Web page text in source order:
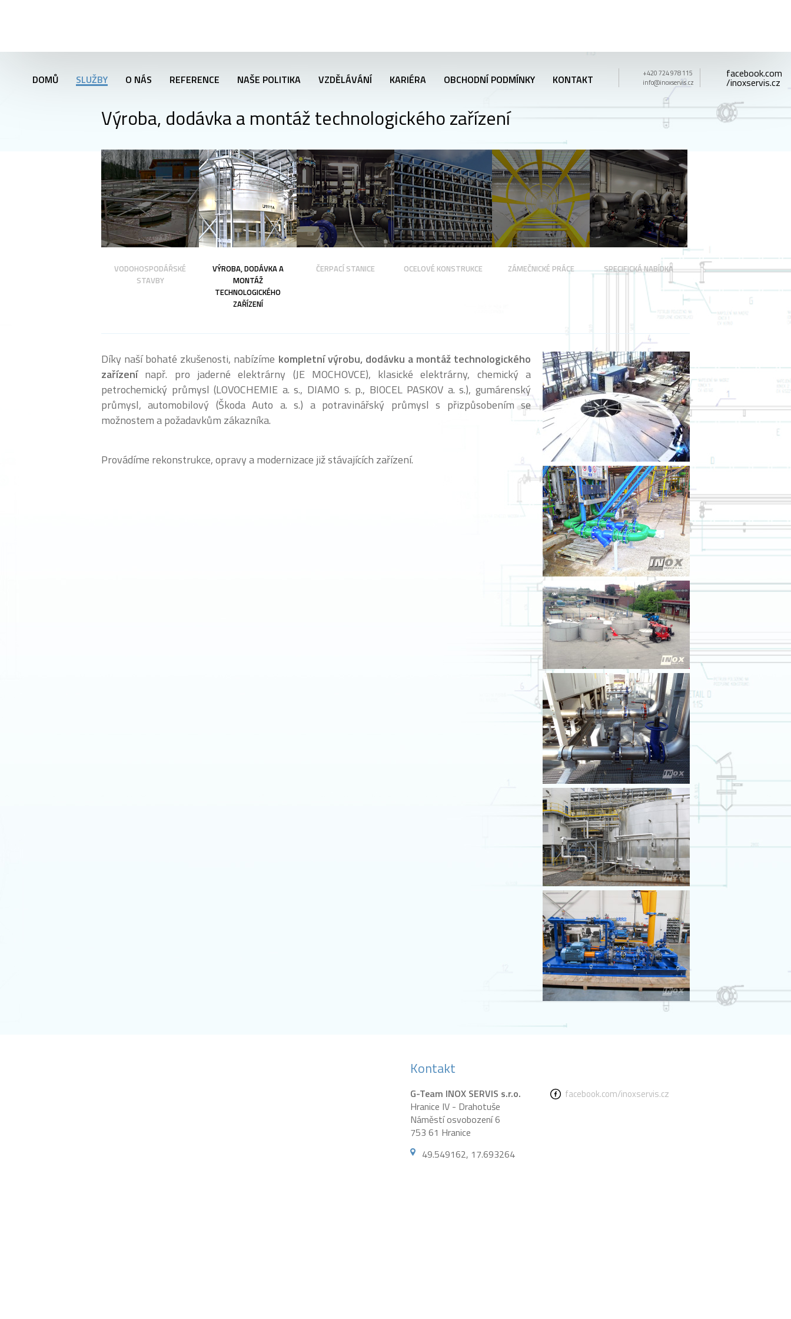
DOMŮ SLUŽBY O NÁS REFERENCE NAŠE POLITIKA VZDĚLÁVÁNÍ KARIÉRA OBCHODNÍ PODMÍNKY KONTAKT
+420 724 978 115
info@inoxservis.cz
facebook.com
/inoxservis.cz
Výroba, dodávka a montáž technologického zařízení
VODOHOSPODÁŘSKÉ
STAVBY
VÝROBA, DODÁVKA A
MONTÁŽ
TECHNOLOGICKÉHO
ZAŘÍZENÍ
ČERPACÍ STANICE OCELOVÉ KONSTRUKCE ZÁMEČNICKÉ PRÁCE SPECIFICKÁ NABÍDKA
Díky naší bohaté zkušenosti, nabízíme kompletní výrobu, dodávku a montáž technologického
zařízenínapř. pro jaderné elektrárny (JE MOCHOVCE), klasické elektrárny, chemický a
petrochemický průmysl (LOVOCHEMIE a. s., DIAMO s. p., BIOCEL PASKOV a. s.), gumárenský
průmysl, automobilový (Škoda Auto a. s.) a potravinářský průmysl s přizpůsobením se
možnostem a požadavkům zákazníka.
Provádíme rekonstrukce, opravy a modernizace již stávajících zařízení.
Kontakt
G-Team INOX SERVIS s.r.o.
Hranice IV - Drahotuše
Náměstí osvobození 6
753 61 Hranice
facebook.com/inoxservis.cz
49.549162, 17.693264